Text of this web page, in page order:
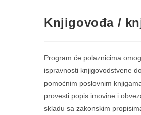
Knjigovođa /
Program će polaznicima
ispravnosti knjigovodstvene
pomoćnim poslovnim
provesti popis imovine i
skladu sa zakonskim